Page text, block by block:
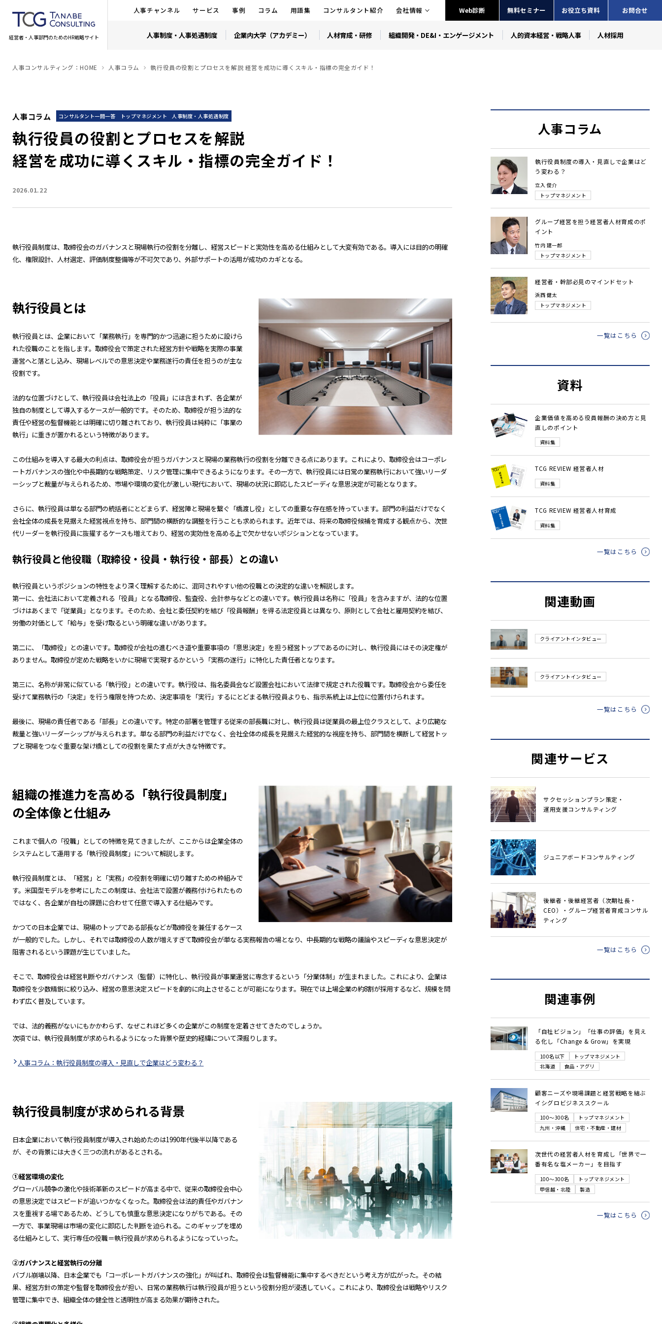
経営者・人事部門のためのHR戦略サイト
人事チャンネル サービス 事例 コラム 用語集 コンサルタント紹介 会社情報 Web診断 無料セミナー お役立ち資料 お問合せ
人事制度・人事処遇制度 企業内大学（アカデミー） 人材育成・研修 組織開発・DE&I・エンゲージメント 人的資本経営・戦略人事 人材採用
人事コンサルティング：HOME 人事コラム 執行役員の役割とプロセスを解説 経営を成功に導くスキル・指標の完全ガイド！
人事コラム コンサルタント一問一答 トップマネジメント 人事制度・人事処遇制度
執行役員の役割とプロセスを解説
経営を成功に導くスキル・指標の完全ガイド！
2026.01.22
執行役員制度は、取締役会のガバナンスと現場執行の役割を分離し、経営スピードと実効性を高める仕組みとして大変有効である。導入には目的の明確
化、権限設計、人材選定、評価制度整備等が不可欠であり、外部サポートの活用が成功のカギとなる。
執行役員とは
執行役員とは、企業において「業務執行」を専門的かつ迅速に担うために設けら
れた役職のことを指します。取締役会で策定された経営方針や戦略を実際の事業
運営へと落とし込み、現場レベルでの意思決定や業務遂行の責任を担うのが主な
役割です。
法的な位置づけとして、執行役員は会社法上の「役員」には含まれず、各企業が
独自の制度として導入するケースが一般的です。そのため、取締役が担う法的な
責任や経営の監督機能とは明確に切り離されており、執行役員は純粋に「事業の
執行」に重きが置かれるという特徴があります。
この仕組みを導入する最大の利点は、取締役会が担うガバナンスと現場の業務執行の役割を分離できる点にあります。これにより、取締役会はコーポレ
ートガバナンスの強化や中長期的な戦略策定、リスク管理に集中できるようになります。その一方で、執行役員には日常の業務執行において強いリーダ
ーシップと裁量が与えられるため、市場や環境の変化が激しい現代において、現場の状況に即応したスピーディな意思決定が可能となります。
さらに、執行役員は単なる部門の統括者にとどまらず、経営陣と現場を繋ぐ「橋渡し役」としての重要な存在感を持っています。部門の利益だけでなく
会社全体の成長を見据えた経営視点を持ち、部門間の横断的な調整を行うことも求められます。近年では、将来の取締役候補を育成する観点から、次世
代リーダーを執行役員に抜擢するケースも増えており、経営の実効性を高める上で欠かせないポジションとなっています。
執行役員と他役職（取締役・役員・執行役・部長）との違い
執行役員というポジションの特性をより深く理解するために、混同されやすい他の役職との決定的な違いを解説します。
第一に、会社法において定義される「役員」となる取締役、監査役、会計参与などとの違いです。執行役員は名称に「役員」を含みますが、法的な位置
づけはあくまで「従業員」となります。そのため、会社と委任契約を結び「役員報酬」を得る法定役員とは異なり、原則として会社と雇用契約を結び、
労働の対価として「給与」を受け取るという明確な違いがあります。
第二に、「取締役」との違いです。取締役が会社の進むべき道や重要事項の「意思決定」を担う経営トップであるのに対し、執行役員にはその決定権が
ありません。取締役が定めた戦略をいかに現場で実現するかという「実務の遂行」に特化した責任者となります。
第三に、名称が非常に似ている「執行役」との違いです。執行役は、指名委員会など設置会社において法律で規定された役職です。取締役会から委任を
受けて業務執行の「決定」を行う権限を持つため、決定事項を「実行」するにとどまる執行役員よりも、指示系統上は上位に位置付けられます。
最後に、現場の責任者である「部長」との違いです。特定の部署を管理する従来の部長職に対し、執行役員は従業員の最上位クラスとして、より広範な
裁量と強いリーダーシップが与えられます。単なる部門の利益だけでなく、会社全体の成長を見据えた経営的な視座を持ち、部門間を横断して経営トッ
プと現場をつなぐ重要な架け橋としての役割を果たす点が大きな特徴です。
組織の推進力を高める「執行役員制度」
の全体像と仕組み
これまで個人の「役職」としての特徴を見てきましたが、ここからは企業全体の
システムとして運用する「執行役員制度」について解説します。
執行役員制度とは、「経営」と「実務」の役割を明確に切り離すための枠組みで
す。米国型モデルを参考にしたこの制度は、会社法で設置が義務付けられたもの
ではなく、各企業が自社の課題に合わせて任意で導入する仕組みです。
かつての日本企業では、現場のトップである部長などが取締役を兼任するケース
が一般的でした。しかし、それでは取締役の人数が増えすぎて取締役会が単なる実務報告の場となり、中長期的な戦略の議論やスピーディな意思決定が
阻害されるという課題が生じていました。
そこで、取締役会は経営判断やガバナンス（監督）に特化し、執行役員が事業運営に専念するという「分業体制」が生まれました。これにより、企業は
取締役を少数精鋭に絞り込み、経営の意思決定スピードを劇的に向上させることが可能になります。現在では上場企業の約8割が採用するなど、規模を問
わず広く普及しています。
では、法的義務がないにもかかわらず、なぜこれほど多くの企業がこの制度を定着させてきたのでしょうか。
次項では、執行役員制度が求められるようになった背景や歴史的経緯について深掘りします。
人事コラム：執行役員制度の導入・見直しで企業はどう変わる？
執行役員制度が求められる背景
日本企業において執行役員制度が導入され始めたのは1990年代後半以降である
が、その背景には大きく三つの流れがあるとされる。
①経営環境の変化
グローバル競争の激化や技術革新のスピードが高まる中で、従来の取締役会中心
の意思決定ではスピードが追いつかなくなった。取締役会は法的責任やガバナン
スを重視する場であるため、どうしても慎重な意思決定になりがちである。その
一方で、事業現場は市場の変化に即応した判断を迫られる。このギャップを埋め
る仕組みとして、実行専任の役職＝執行役員が求められるようになっていった。
②ガバナンスと経営執行の分離
バブル崩壊以降、日本企業でも「コーポレートガバナンスの強化」が叫ばれ、取締役会は監督機能に集中するべきだという考え方が広がった。その結
果、経営方針の策定や監督を取締役会が担い、日常の業務執行は執行役員が担うという役割分担が浸透していく。これにより、取締役会は戦略やリスク
管理に集中でき、組織全体の健全性と透明性が高まる効果が期待された。
人事コラム
執行役員制度の導入・見直しで企業はど
う変わる？
立入 俊介
トップマネジメント
グループ経営を担う経営者人材育成のポ
イント
竹内 建一郎
トップマネジメント
経営者・幹部必見のマインドセット
浜西 健太
トップマネジメント
一覧はこちら
資料
企業価値を高める役員報酬の決め方と見
直しのポイント
資料集
TCG REVIEW 経営者人材
資料集
TCG REVIEW 経営者人材育成
資料集
一覧はこちら
関連動画
クライアントインタビュー
クライアントインタビュー
一覧はこちら
関連サービス
サクセッションプラン策定・
運用支援コンサルティング
ジュニアボードコンサルティング
後継者・後継経営者（次期社長・
CEO）・グループ経営者育成コンサル
ティング
一覧はこちら
関連事例
「自社ビジョン」「仕事の評価」を見え
る化し「Change & Grow」を実現
100名以下
トップマネジメント
北海道
食品・アグリ
顧客ニーズや現場課題と経営戦略を結ぶ
イシグロビジネススクール
100～300名
トップマネジメント
九州・沖縄
住宅・不動産・建材
次世代の経営者人材を育成し「世界で一
番有名な塩メーカー」を目指す
100～300名
トップマネジメント
甲信越・北陸
製造
一覧はこちら